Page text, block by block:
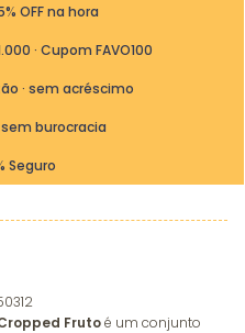
OFF na hora
· Cupom FAVO100
· sem acréscimo
burocracia
Seguro
Frutoé um conjunto